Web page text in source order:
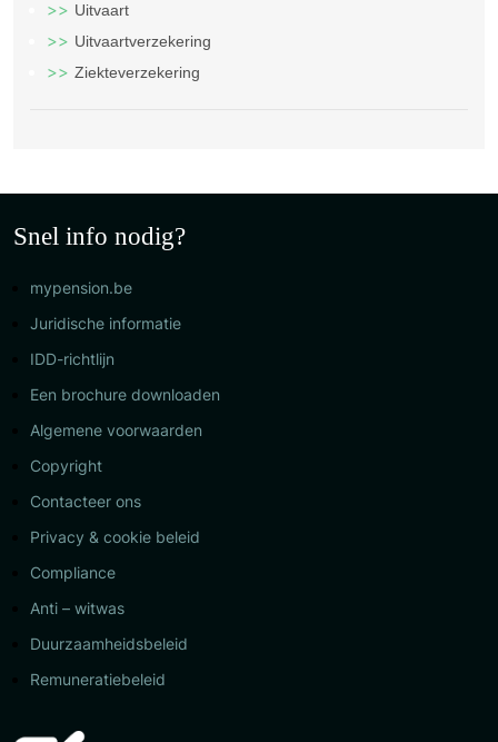
Uitvaart
Uitvaartverzekering
Ziekteverzekering
Snel info nodig?
mypension.be
Juridische informatie
IDD-richtlijn
Een brochure downloaden
Algemene voorwaarden
Copyright
Contacteer ons
Privacy & cookie beleid
Compliance
Anti – witwas
Duurzaamheidsbeleid
Remuneratiebeleid